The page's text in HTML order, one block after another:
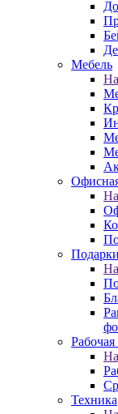
Мебель
Техника